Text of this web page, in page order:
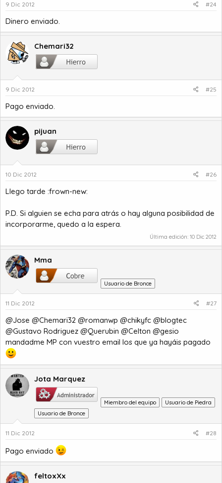
9 Dic 2012 #24
Dinero enviado.
Chemari32
9 Dic 2012 #25
Pago enviado.
pijuan
10 Dic 2012 #26
Llego tarde :frown-new:
P.D. Si alguien se echa para atrás o hay alguna posibilidad de
incorporarme, quedo a la espera.
Última edición: 10 Dic 2012
Mma
Usuario de Bronce
11 Dic 2012 #27
@Jose @Chemari32 @romanwp @chikyfc @blogtec
@Gustavo Rodriguez @Querubin @Celton @gesio
mandadme MP con vuestro email los que ya hayáis pagado
Jota Marquez
Miembro del equipo
Usuario de Piedra
Usuario de Bronce
11 Dic 2012 #28
Pago enviado
feltoxXx